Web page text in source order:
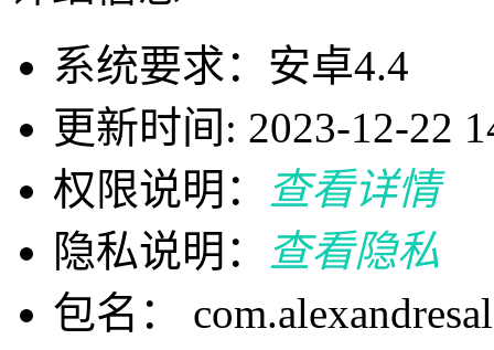
系统要求：安卓4.4
更新时间: 2023-12-22
权限说明：
查看详情
隐私说明：
查看隐私
包名：